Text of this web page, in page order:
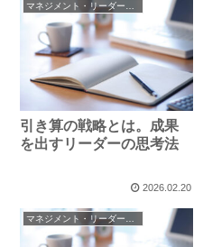
引き算の戦略とは。成果
を出すリーダーの思考法
2026.02.20